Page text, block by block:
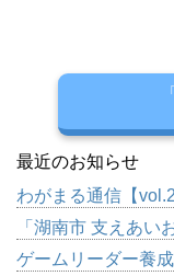
最近のお知らせ
わがまる通信【
「湖南市 支えあい
ゲームリーダー養